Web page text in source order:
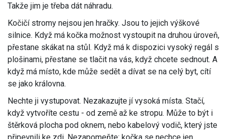
Takže jim je třeba dát náhradu.
Kočičí stromy nejsou jen hračky. Jsou to jejich výškové
silnice. Když má kočka možnost vystoupit na druhou úroveň,
přestane skákat na stůl. Když má k dispozici vysoký regál s
plošinami, přestane se tlačit na vás, když chcete sednout. A
když má místo, kde může sedět a dívat se na celý byt, cítí
se jako královna.
Nechte ji vystupovat. Nezakazujte jí vysoká místa. Stačí,
když vytvoříte cestu - od země až ke stropu. Může to být i
štěrková plocha pod oknem, nebo kabelový vodič, který jste